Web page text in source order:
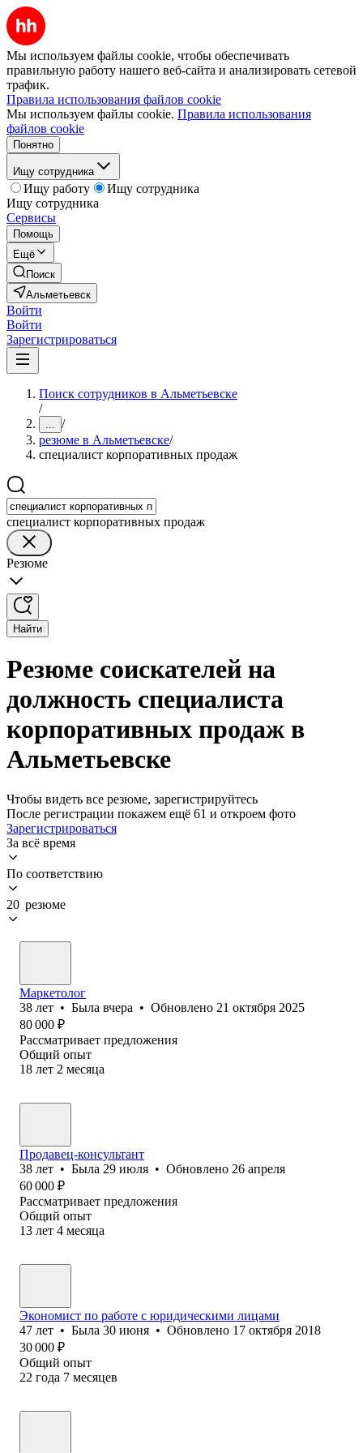
Мы используем файлы cookie, чтобы обеспечивать
правильную работу нашего веб-сайта и анализировать сетевой
трафик.
Правила использования файлов cookie
Мы используем файлы cookie. Правила использования
файлов cookie
Понятно
Ищу сотрудника
Ищу работу
Ищу сотрудника
Ищу сотрудника
Сервисы
Помощь
Ещё
Поиск
Альметьевск
Войти
Войти
Зарегистрироваться
Поиск сотрудников в Альметьевске
/
... /
резюме в Альметьевске/
специалист корпоративных продаж
специалист корпоративных продаж
Резюме
Найти
Резюме соискателей на
должность специалиста
корпоративных продаж в
Альметьевске
Чтобы видеть все резюме, зарегистрируйтесь
После регистрации покажем ещё 61 и откроем фото
Зарегистрироваться
За всё время
По соответствию
20 резюме
Маркетолог
38 лет • Была вчера • Обновлено 21 октября 2025
80 000 ₽
Рассматривает предложения
Общий опыт
18 лет 2 месяца
Продавец-консультант
38 лет • Была 29 июля • Обновлено 26 апреля
60 000 ₽
Рассматривает предложения
Общий опыт
13 лет 4 месяца
Экономист по работе с юридическими лицами
47 лет • Была 30 июня • Обновлено 17 октября 2018
30 000 ₽
Общий опыт
22 года 7 месяцев